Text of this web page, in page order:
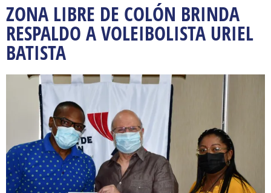
ZONA LIBRE DE COLÓN BRINDA
RESPALDO A VOLEIBOLISTA URIEL
BATISTA